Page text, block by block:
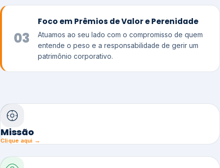
03
Foco em Prêmios de Valor e Perenidade
Atuamos ao seu lado com o compromisso de quem
entende o peso e a responsabilidade de gerir um
patrimônio corporativo.
Missão
Clique aqui →